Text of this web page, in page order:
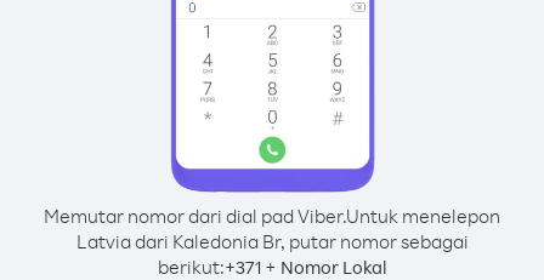
Memutar nomor dari dial pad Viber.Untuk menelepon
Latvia dari Kaledonia Br, putar nomor sebagai
berikut:+371+ Nomor Lokal